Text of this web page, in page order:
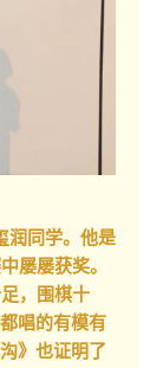
润同学。他是
屡屡获奖。
，围棋十
唱的有模有
》也证明了